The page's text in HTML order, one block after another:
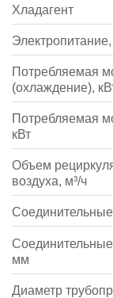
Хладагент
Потребляемая
(охлаждение),
Потребляемая
кВт
Объем
воздуха, м³/ч
мм
Диаметр